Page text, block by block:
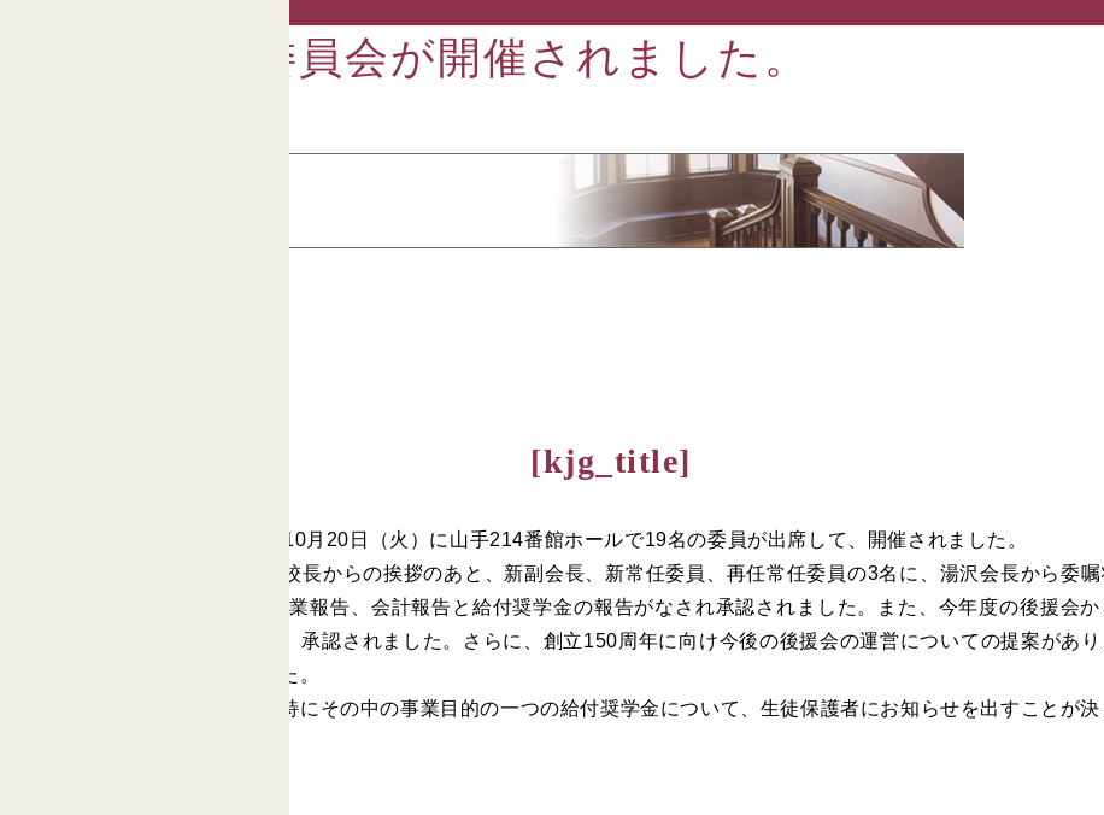
後援会常任委員会が開催されました。
[kjg_title]
第34回後援会常任委員会が、10月20日（火）に山手214番館ホールで19名の委員が出席して、開催されました。
湯沢会長、坂田理事長、小澤校長からの挨拶のあと、新副会長、新常任委員、再任常任委員の3名に、湯沢会長から委
ました。その後、2019年度の事業報告、会計報告と給付奨学金の報告がなされ承認されました。また、今年度の後援会
給付奨学金について報告があり、承認されました。さらに、創立150周年に向け今後の後援会の運営についての提案があり
から貴重なご意見が出されました。
委員の総意として、後援会と特にその中の事業目的の一つの給付奨学金について、生徒保護者にお知らせを出すことが決